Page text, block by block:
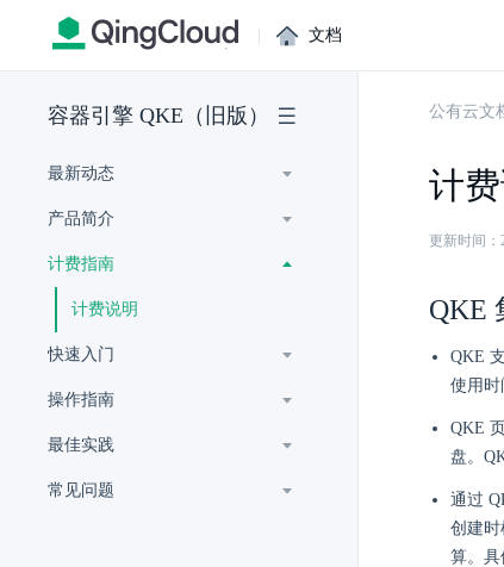
| 文档
容器引擎 QKE（旧版）
最新动态
产品简介
计费指南
计费说明
快速入门
操作指南
最佳实践
常见问题
公有云文
计
更新时间：
QKE
QKE
使用时
QKE
盘。
通过
创建
算。